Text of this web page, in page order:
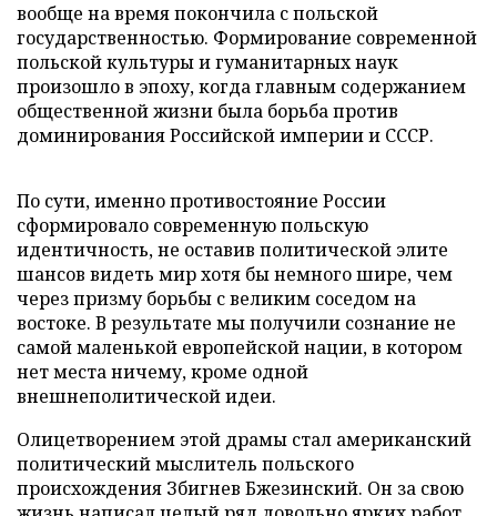
вообще на время покончила с польской
государственностью. Формирование современной
польской культуры и гуманитарных наук
произошло в эпоху, когда главным содержанием
общественной жизни была борьба против
доминирования Российской империи и СССР.
По сути, именно противостояние России
сформировало современную польскую
идентичность, не оставив политической элите
шансов видеть мир хотя бы немного шире, чем
через призму борьбы с великим соседом на
востоке. В результате мы получили сознание не
самой маленькой европейской нации, в котором
нет места ничему, кроме одной
внешнеполитической идеи.
Олицетворением этой драмы стал американский
политический мыслитель польского
происхождения Збигнев Бжезинский. Он за свою